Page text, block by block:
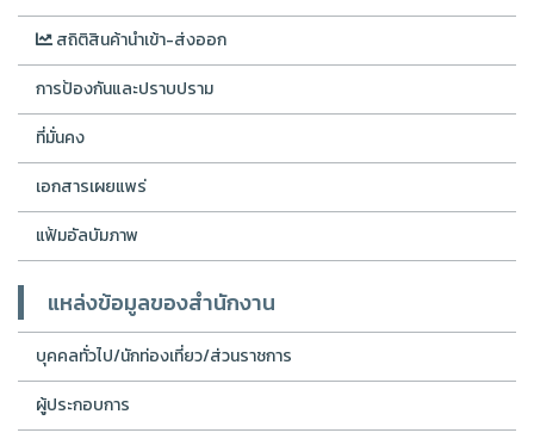
สถิติสินค้านำเข้า-ส่งออก
การป้องกันและปราบปราม
ที่มั่นคง
เอกสารเผยแพร่
แฟ้มอัลบัมภาพ
แหล่งข้อมูลของสำนักงาน
บุคคลทั่วไป/นักท่องเที่ยว/ส่วนราชการ
ผู้ประกอบการ